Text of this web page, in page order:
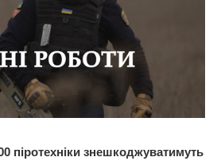
піротехніки знешкоджуватимуть